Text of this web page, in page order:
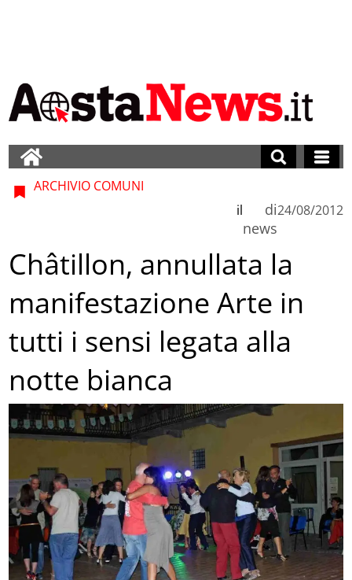
ARCHIVIO COMUNI
di
news
il 24/08/2012
Châtillon, annullata la
manifestazione Arte in
tutti i sensi legata alla
notte bianca